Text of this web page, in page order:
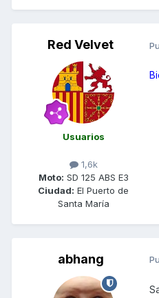
Red Velvet
Usuarios
1,6k
Moto: SD 125 ABS E3
Ciudad: El Puerto de
Santa María
abhang